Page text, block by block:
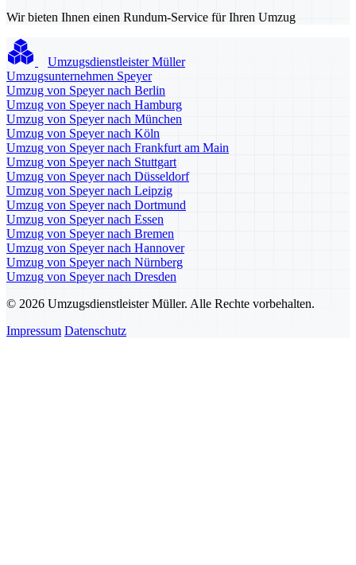
Wir bieten Ihnen einen Rundum-Service für Ihren Umzug
Umzugsdienstleister Müller
Umzugsunternehmen Speyer
Umzug von Speyer nach Berlin
Umzug von Speyer nach Hamburg
Umzug von Speyer nach München
Umzug von Speyer nach Köln
Umzug von Speyer nach Frankfurt am Main
Umzug von Speyer nach Stuttgart
Umzug von Speyer nach Düsseldorf
Umzug von Speyer nach Leipzig
Umzug von Speyer nach Dortmund
Umzug von Speyer nach Essen
Umzug von Speyer nach Bremen
Umzug von Speyer nach Hannover
Umzug von Speyer nach Nürnberg
Umzug von Speyer nach Dresden
© 2026 Umzugsdienstleister Müller. Alle Rechte vorbehalten.
Impressum Datenschutz